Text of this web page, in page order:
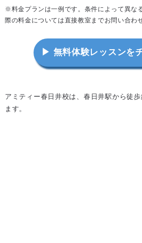
※料金プランは一例です。条件によって異な
際の料金については直接教室までお問い合わ
▶ 無料体験レッスンを
アミティー春日井校は、春日井駅から徒
ます。